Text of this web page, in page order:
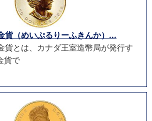
貨（めいぷるりーふきんか）...
貨とは、カナダ王室造幣局が発行す
貨で